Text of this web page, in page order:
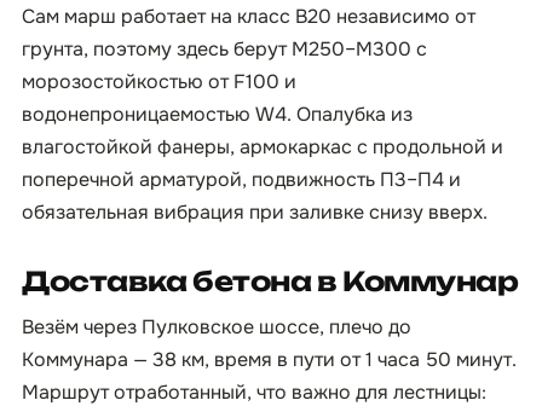
Сам марш работает на класс B20 независимо от
грунта, поэтому здесь берут М250–М300 с
морозостойкостью от F100 и
водонепроницаемостью W4. Опалубка из
влагостойкой фанеры, армокаркас с продольной и
поперечной арматурой, подвижность П3–П4 и
обязательная вибрация при заливке снизу вверх.
Доставка бетона в Коммунар
Везём через Пулковское шоссе, плечо до
Коммунара — 38 км, время в пути от 1 часа 50 минут.
Маршрут отработанный, что важно для лестницы: